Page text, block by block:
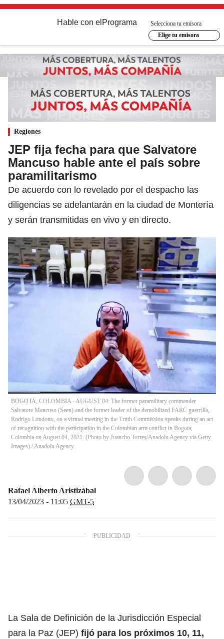
Hable con el Programa
Selecciona tu emisora
Elige tu emisora
Regiones
JEP fija fecha para que Salvatore
Mancuso hable ante el país sobre
paramilitarismo
De acuerdo con lo revelado por el despacho las
diligencias se adelantarán en la ciudad de Montería
y serán transmitidas en vivo y en directo.
BOGOTA, COLOMBIA - AUGUST 04: The former paramilitary commander
Salvatore Mancuso (Seen) and the former leader of the demobilized FARC guerrilla,
Rodrigo Londono, on a virtual meeting in the Truth Commission speaks during an act
of recognition with the participation in the Colombian arm conflict in Bogota,
Colombia on August 04, 2021. (Photo by Juancho Torres/Anadolu Agency via Getty
Images) /Anadolu Agency
Rafael Alberto Aristizábal
13/04/2023 - 11:05 GMT-5
La Sala de Definición de la Jurisdicción Especial
para la Paz (JEP) fijó para los próximos 10, 11,